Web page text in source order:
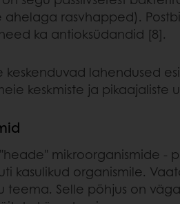
ahelaga rasvhapped).
ka antioksüdandid [8].
keskenduvad lahendused
keskmiste ja pikaajaliste
mikroorganismide -
kasulikud organismile.
teema. Selle põhjus on